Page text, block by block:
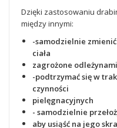
Dzięki zastosowaniu
między innymi:
-samodzielnie zmienić
ciała
zagrożone odleżynami
-podtrzymać się w
czynności
pielęgnacyjnych
- samodzielnie
aby usiąść na jego